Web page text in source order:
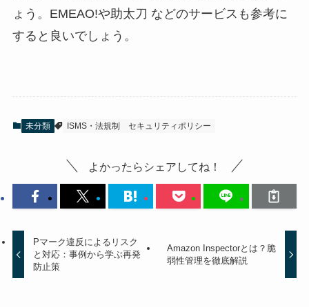
ょう。EMEAO!や助太刀 などのサービスも参考に
すると良いでしょう。
未分類 ISMS・法規制 セキュリティポリシー
よかったらシェアしてね！
Pマーク違反によるリスク
と対応：事例から学ぶ再発
防止策
Amazon Inspectorとは？脆
弱性管理を徹底解説